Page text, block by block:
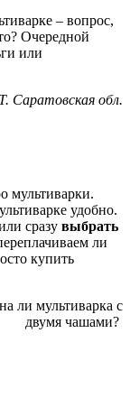
– вопрос,
Очередной
или
Саратовская обл.
мультиварки.
удобно.
сразу выбрать
ли
купить
ли мультиварка с
двумя чашами?